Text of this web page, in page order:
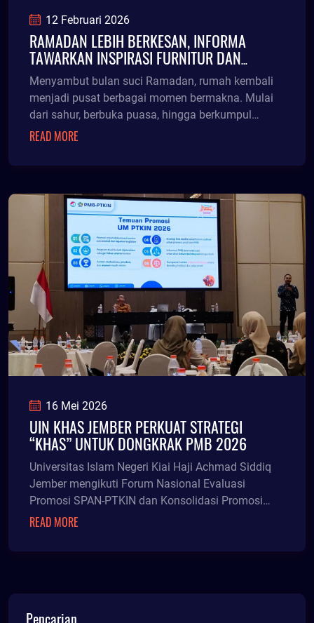
12 Februari 2026
RAMADAN LEBIH BERKESAN, INFORMA
TAWARKAN INSPIRASI FURNITUR DAN
PROMO MENARIK
Menyambut bulan suci Ramadan, rumah kembali
menjadi pusat berbagai momen bermakna. Mulai
dari sahur, berbuka puasa, hingga berkumpul
bersama keluarga, hunian menjadi ruang awal
READ MORE
16 Mei 2026
UIN KHAS JEMBER PERKUAT STRATEGI
“KHAS” UNTUK DONGKRAK PMB 2026
Universitas Islam Negeri Kiai Haji Achmad Siddiq
Jember mengikuti Forum Nasional Evaluasi
Promosi SPAN-PTKIN dan Konsolidasi Promosi
UM-PTKIN 2026 di Jakarta, 12 hingga 13 Mei lalu.
Keagamaan Islam Negeri se-Indonesia untuk
READ MORE